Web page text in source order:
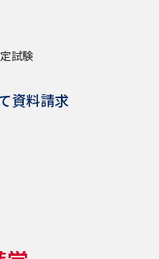
試験
資料請求